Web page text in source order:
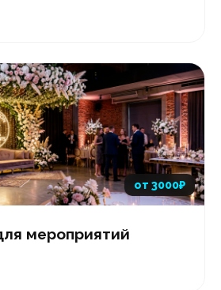
от 3000₽
мероприятий